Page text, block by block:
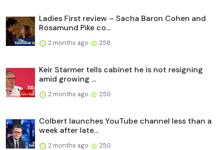
Ladies First review – Sacha Baron Cohen and
Rosamund Pike co...
2 months ago 258
Keir Starmer tells cabinet he is not resigning
amid growing ...
2 months ago 250
Colbert launches YouTube channel less than a
week after late...
2 months ago 250